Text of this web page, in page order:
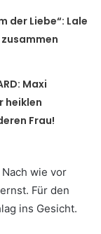
der Liebe“: Lale
Maxi
heiklen
Frau!
wie vor
Für den
ins Gesicht.